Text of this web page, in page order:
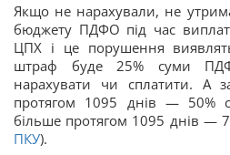
Якщо не нарахували, не
бюджету ПДФО під час
ЦПХ і це порушення
штраф буде 25% суми
нарахувати чи сплатити. А
протягом 1095 днів — 50%
більше протягом 1095 днів —
ПКУ).